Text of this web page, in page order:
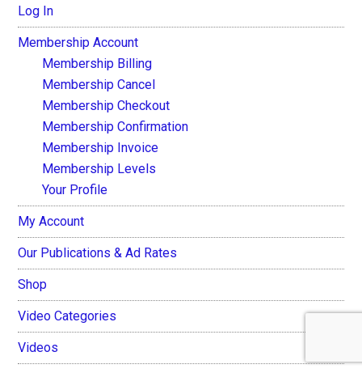
Log In
Membership Account
Membership Billing
Membership Cancel
Membership Checkout
Membership Confirmation
Membership Invoice
Membership Levels
Your Profile
My Account
Our Publications & Ad Rates
Shop
Video Categories
Videos